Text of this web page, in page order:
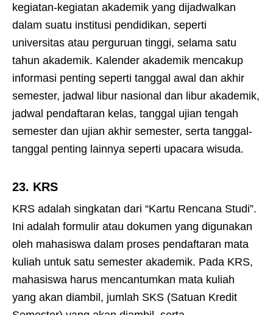
kegiatan-kegiatan akademik yang dijadwalkan
dalam suatu institusi pendidikan, seperti
universitas atau perguruan tinggi, selama satu
tahun akademik. Kalender akademik mencakup
informasi penting seperti tanggal awal dan akhir
semester, jadwal libur nasional dan libur akademik,
jadwal pendaftaran kelas, tanggal ujian tengah
semester dan ujian akhir semester, serta tanggal-
tanggal penting lainnya seperti upacara wisuda.
23. KRS
KRS adalah singkatan dari “Kartu Rencana Studi”.
Ini adalah formulir atau dokumen yang digunakan
oleh mahasiswa dalam proses pendaftaran mata
kuliah untuk satu semester akademik. Pada KRS,
mahasiswa harus mencantumkan mata kuliah
yang akan diambil, jumlah SKS (Satuan Kredit